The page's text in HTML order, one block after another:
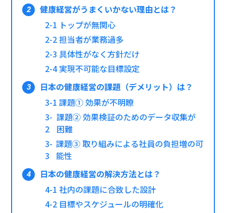
健康経営がうまくいかない理由とは？
2-1 トップが無関心
2-2 担当者が業務過多
2-3 具体性がなく方針だけ
2-4 実現不可能な目標設定
日本の健康経営の課題（デメリット）は？
3-1課題① 効果が不明瞭
3-
2
課題② 効果検証のためのデータ収集が
困難
3-
3
課題③ 取り組みによる社員の負担増の可
能性
日本の健康経営の解決方法とは？
4-1 社内の課題に合致した設計
4-2 目標やスケジュールの明確化